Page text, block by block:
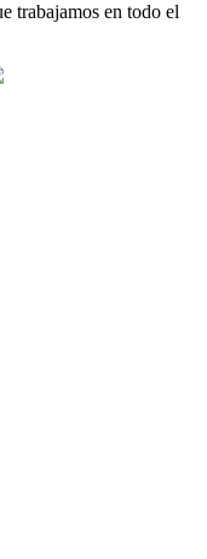
trabajamos en todo el